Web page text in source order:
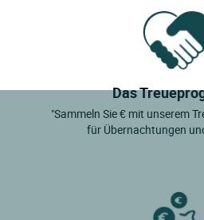
Das
"Sammeln Sie € mit unserem
für Übernachtungen